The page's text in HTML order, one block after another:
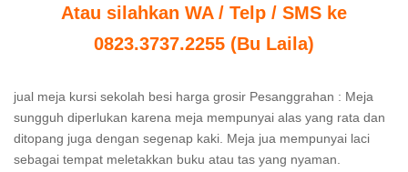
Atau silahkan WA / Telp / SMS ke
0823.3737.2255 (Bu Laila)
jual meja kursi sekolah besi harga grosir Pesanggrahan : Meja
sungguh diperlukan karena meja mempunyai alas yang rata dan
ditopang juga dengan segenap kaki. Meja jua mempunyai laci
sebagai tempat meletakkan buku atau tas yang nyaman.